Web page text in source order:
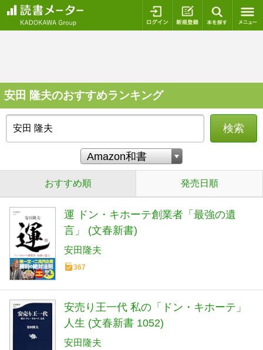
ログイン 新規登録
安田 隆夫のおすすめランキング
検索
おすすめ順 発売日順
運 ドン・キホーテ創業者「最強の遺
言」 (文春新書)
安田隆夫
367
安売り王一代 私の「ドン・キホーテ」
人生 (文春新書 1052)
安田隆夫